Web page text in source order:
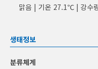
맑음 | 기온 27.1℃ | 강수
생태정보
분류체계